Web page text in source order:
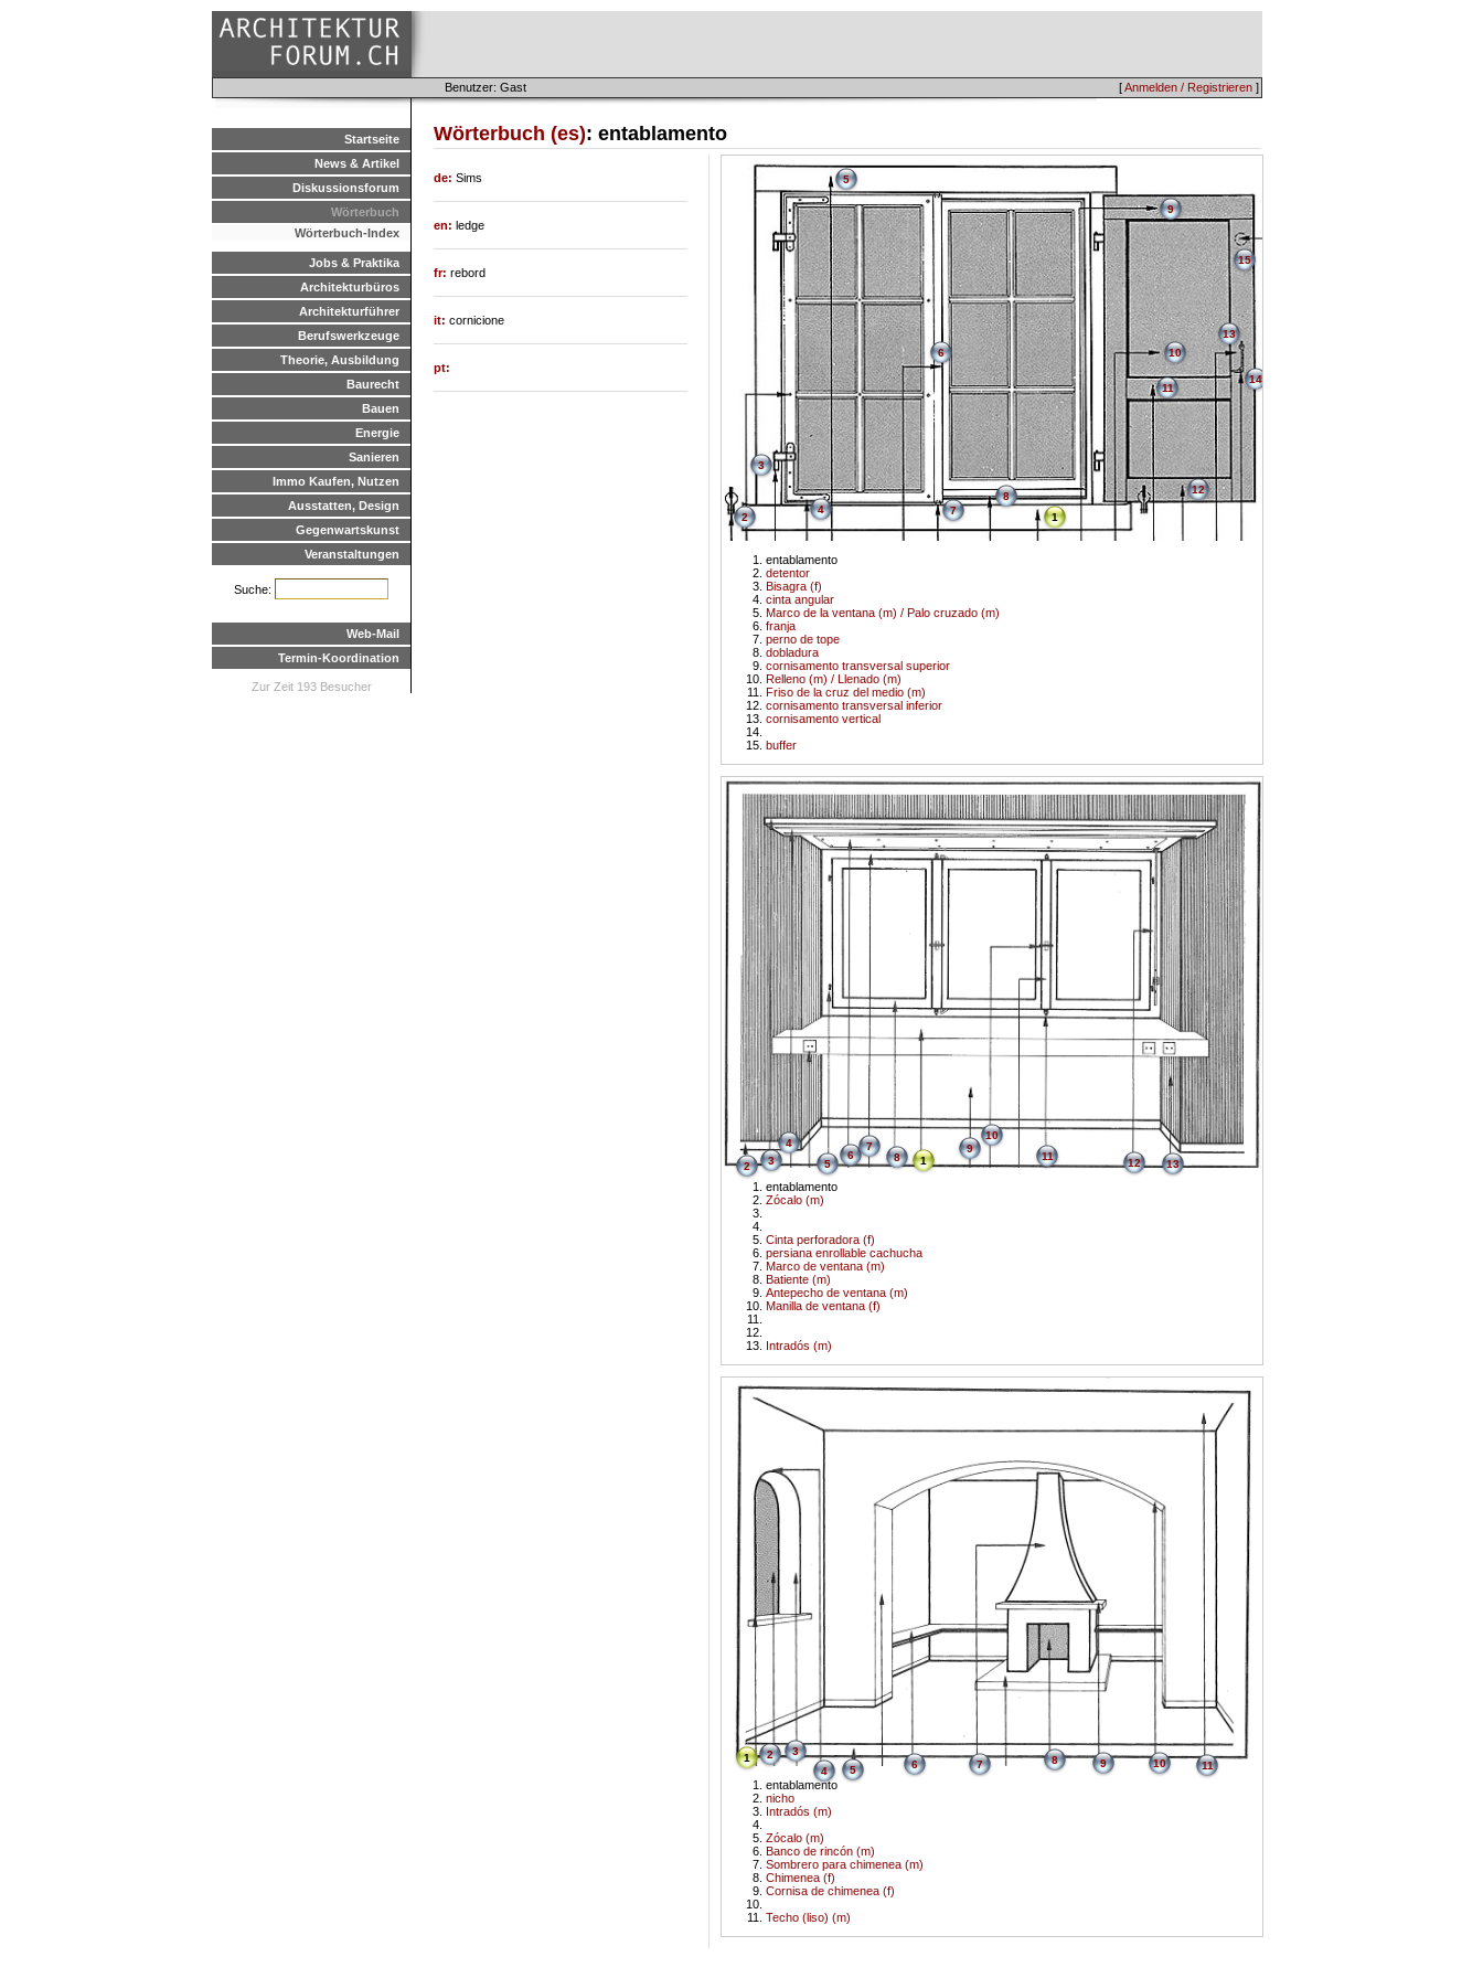
[Anmelden / Registrieren ]
Benutzer: Gast
Startseite
News & Artikel
Diskussionsforum
Wörterbuch
Wörterbuch-Index
Jobs & Praktika
Architekturbüros
Architekturführer
Berufswerkzeuge
Theorie, Ausbildung
Baurecht
Bauen
Energie
Sanieren
Immo Kaufen, Nutzen
Ausstatten, Design
Gegenwartskunst
Veranstaltungen
Suche:
Web-Mail
Termin-Koordination
Zur Zeit 193 Besucher
Wörterbuch (es): entablamento
1
entablamento
detentor
2
Bisagra (f)
3
cinta angular
4
Marco de la ventana (m) / Palo cruzado (m)
5
franja
6
perno de tope
7
dobladura
8
cornisamento transversal superior
9
Relleno (m) / Llenado (m)
10
Friso de la cruz del medio (m)
11
cornisamento transversal inferior
12
cornisamento vertical
13
14
buffer
15
1
entablamento
Zócalo (m)
2 3
4
Cinta perforadora (f)
5
persiana enrollable cachucha
6
Marco de ventana (m)
7
Batiente (m)
8
Antepecho de ventana (m)
9
Manilla de ventana (f)
10
11
12
Intradós (m)
13
1
entablamento
nicho
2
Intradós (m)
3
4
Zócalo (m)
5
Banco de rincón (m)
6
Sombrero para chimenea (m)
7
Chimenea (f)
8
Cornisa de chimenea (f)
9 10
Techo (liso) (m)
11
de: Sims
en: ledge
fr: rebord
it: cornicione
pt: